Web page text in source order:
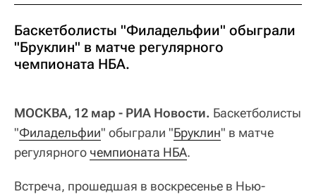
Баскетболисты "Филадельфии" обыграли
"Бруклин" в матче регулярного
чемпионата НБА.
МОСКВА, 12 мар - РИА Новости. Баскетболисты
"Филадельфии" обыграли "Бруклин" в матче
регулярного чемпионата НБА.
Встреча, прошедшая в воскресенье в Нью-